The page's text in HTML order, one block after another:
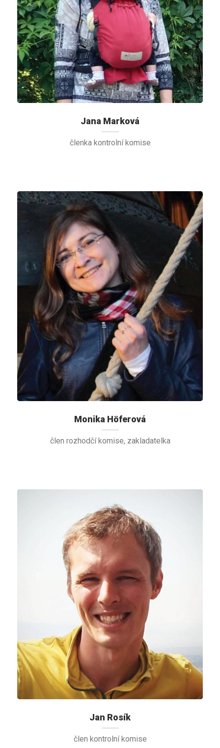
Jana Marková
členka kontrolní komise
Monika Höferová
člen rozhodčí komise, zakladatelka
Jan Rosík
člen kontrolní komise